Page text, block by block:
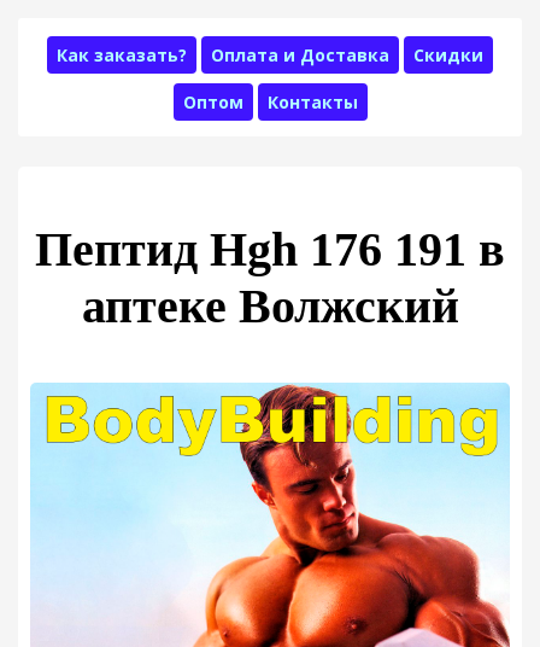
Как заказать? Оплата и Доставка Скидки
Оптом Контакты
Пептид Hgh 176 191 в
аптеке Волжский